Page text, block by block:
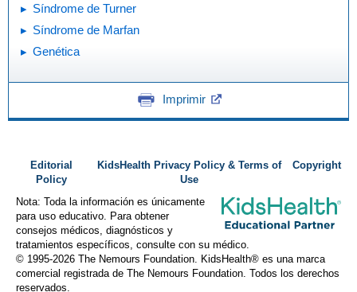
Síndrome de Turner
Síndrome de Marfan
Genética
Imprimir
Editorial
Policy
KidsHealth Privacy Policy & Terms of
Use
Copyright
Nota: Toda la información es únicamente
para uso educativo. Para obtener
consejos médicos, diagnósticos y
tratamientos específicos, consulte con su médico.
© 1995-2026 The Nemours Foundation. KidsHealth® es una marca
comercial registrada de The Nemours Foundation. Todos los derechos
reservados.